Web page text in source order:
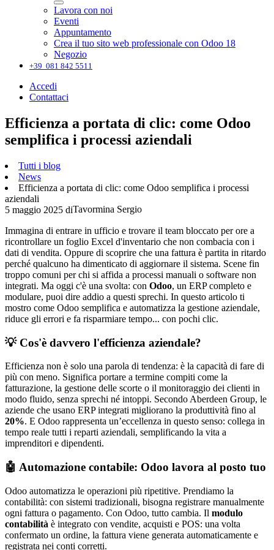
Lavora con noi
Eventi
Appuntamento
Crea il tuo sito web professionale con Odoo 18
Negozio
+39 081 842 5511
Accedi
Contattaci
Efficienza a portata di clic: come Odoo
semplifica i processi aziendali
Tutti i blog
News
Efficienza a portata di clic: come Odoo semplifica i processi
aziendali
5 maggio 2025 diTavormina Sergio
Immagina di entrare in ufficio e trovare il team bloccato per ore a
ricontrollare un foglio Excel d'inventario che non combacia con i
dati di vendita. Oppure di scoprire che una fattura è partita in ritardo
perché qualcuno ha dimenticato di aggiornare il sistema. Scene fin
troppo comuni per chi si affida a processi manuali o software non
integrati. Ma oggi c'è una svolta: con Odoo, un ERP completo e
modulare, puoi dire addio a questi sprechi. In questo articolo ti
mostro come Odoo semplifica e automatizza la gestione aziendale,
riduce gli errori e fa risparmiare tempo... con pochi clic.
💡 Cos'è davvero l'efficienza aziendale?
Efficienza non è solo una parola di tendenza: è la capacità di fare di
più con meno. Significa portare a termine compiti come la
fatturazione, la gestione delle scorte o il monitoraggio dei clienti in
modo fluido, senza sprechi né intoppi. Secondo Aberdeen Group, le
aziende che usano ERP integrati migliorano la produttività fino al
20%. E Odoo rappresenta un’eccellenza in questo senso: collega in
tempo reale tutti i reparti aziendali, semplificando la vita a
imprenditori e dipendenti.
🤖 Automazione contabile: Odoo lavora al posto tuo
Odoo automatizza le operazioni più ripetitive. Prendiamo la
contabilità: con sistemi tradizionali, bisogna registrare manualmente
ogni fattura o pagamento. Con Odoo, tutto cambia. Il modulo
contabilità è integrato con vendite, acquisti e POS: una volta
confermato un ordine, la fattura viene generata automaticamente e
registrata nei conti corretti.